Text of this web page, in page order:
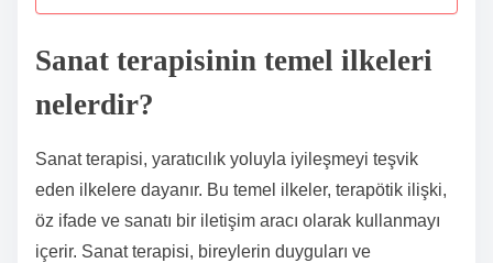
Sanat terapisinin temel ilkeleri
nelerdir?
Sanat terapisi, yaratıcılık yoluyla iyileşmeyi teşvik
eden ilkelere dayanır. Bu temel ilkeler, terapötik ilişki,
öz ifade ve sanatı bir iletişim aracı olarak kullanmayı
içerir. Sanat terapisi, bireylerin duyguları ve